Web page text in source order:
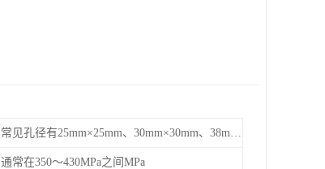
常见孔径有25mm×25mm、30mm×30mm、38mm×38mm等,
通常在350～430MPa之间MPa